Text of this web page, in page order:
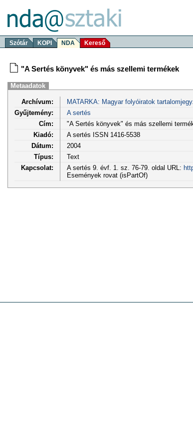
Szótár KOPI NDA Kereső
"A Sertés könyvek" és más szellemi termékek
Metaadatok
Archívum:
MATARKA: Magyar folyóiratok
Gyűjtemény:
A sertés
Cím:
"A Sertés könyvek" és más szellemi
Kiadó:
A sertés ISSN 1416-5538
Dátum:
2004
Típus:
Text
Kapcsolat:
A sertés 9. évf. 1. sz. 76-79. oldal URL:
Események rovat (isPartOf)